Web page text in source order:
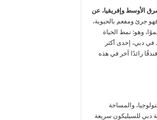
الأوسط وإفريقيا، عن
جرئ ومفعم بالحيوية،
وهو: نمط الحياة
في دبي، إحدى أكثر
رائدًا آخر في هذه
والمساحة
دبي للسيليكون سريعة